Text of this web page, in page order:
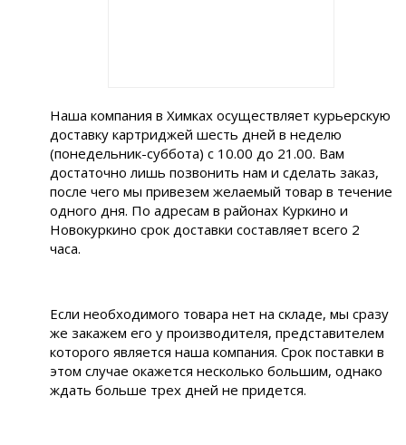
Наша компания в Химках осуществляет курьерскую
доставку картриджей шесть дней в неделю
(понедельник-суббота) с 10.00 до 21.00. Вам
достаточно лишь позвонить нам и сделать заказ,
после чего мы привезем желаемый товар в течение
одного дня. По адресам в районах Куркино и
Новокуркино срок доставки составляет всего 2
часа.
Если необходимого товара нет на складе, мы сразу
же закажем его у производителя, представителем
которого является наша компания. Срок поставки в
этом случае окажется несколько большим, однако
ждать больше трех дней не придется.